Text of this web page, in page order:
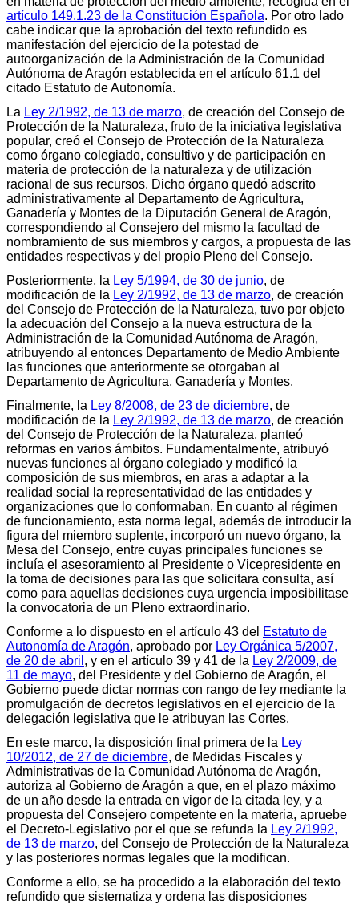
artículo 149.1.23 de la Constitución Española. Por otro lado
cabe indicar que la aprobación del texto refundido es
manifestación del ejercicio de la potestad de
autoorganización de la Administración de la Comunidad
Autónoma de Aragón establecida en el artículo 61.1 del
citado Estatuto de Autonomía.
La Ley 2/1992, de 13 de marzo, de creación del Consejo de
Protección de la Naturaleza, fruto de la iniciativa legislativa
popular, creó el Consejo de Protección de la Naturaleza
como órgano colegiado, consultivo y de participación en
materia de protección de la naturaleza y de utilización
racional de sus recursos. Dicho órgano quedó adscrito
administrativamente al Departamento de Agricultura,
Ganadería y Montes de la Diputación General de Aragón,
correspondiendo al Consejero del mismo la facultad de
nombramiento de sus miembros y cargos, a propuesta de las
entidades respectivas y del propio Pleno del Consejo.
Posteriormente, la Ley 5/1994, de 30 de junio, de
modificación de la Ley 2/1992, de 13 de marzo, de creación
del Consejo de Protección de la Naturaleza, tuvo por objeto
la adecuación del Consejo a la nueva estructura de la
Administración de la Comunidad Autónoma de Aragón,
atribuyendo al entonces Departamento de Medio Ambiente
las funciones que anteriormente se otorgaban al
Departamento de Agricultura, Ganadería y Montes.
Finalmente, la Ley 8/2008, de 23 de diciembre, de
modificación de la Ley 2/1992, de 13 de marzo, de creación
del Consejo de Protección de la Naturaleza, planteó
reformas en varios ámbitos. Fundamentalmente, atribuyó
nuevas funciones al órgano colegiado y modificó la
composición de sus miembros, en aras a adaptar a la
realidad social la representatividad de las entidades y
organizaciones que lo conformaban. En cuanto al régimen
de funcionamiento, esta norma legal, además de introducir la
figura del miembro suplente, incorporó un nuevo órgano, la
Mesa del Consejo, entre cuyas principales funciones se
incluía el asesoramiento al Presidente o Vicepresidente en
la toma de decisiones para las que solicitara consulta, así
como para aquellas decisiones cuya urgencia imposibilitase
la convocatoria de un Pleno extraordinario.
Conforme a lo dispuesto en el artículo 43 del Estatuto de
Autonomía de Aragón, aprobado por Ley Orgánica 5/2007,
de 20 de abril , y en el artículo 39 y 41 de la Ley 2/2009, de
11 de mayo, del Presidente y del Gobierno de Aragón, el
Gobierno puede dictar normas con rango de ley mediante la
promulgación de decretos legislativos en el ejercicio de la
delegación legislativa que le atribuyan las Cortes.
En este marco, la disposición final primera de la Ley
10/2012, de 27 de diciembre, de Medidas Fiscales y
Administrativas de la Comunidad Autónoma de Aragón,
autoriza al Gobierno de Aragón a que, en el plazo máximo
de un año desde la entrada en vigor de la citada ley, y a
propuesta del Consejero competente en la materia, apruebe
el Decreto-Legislativo por el que se refunda la Ley 2/1992,
de 13 de marzo, del Consejo de Protección de la Naturaleza
y las posteriores normas legales que la modifican.
Conforme a ello, se ha procedido a la elaboración del texto
refundido que sistematiza y ordena las disposiciones